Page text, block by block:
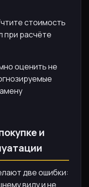
стоимость
при расчёте
оценить не
и
две ошибки:
виду и не